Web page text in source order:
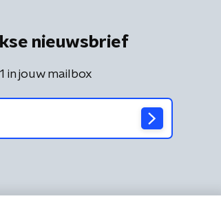
nieuwsbrief
in jouw mailbox